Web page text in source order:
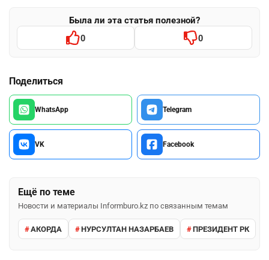
Была ли эта статья полезной?
0 0
Поделиться
WhatsApp Telegram
VK Facebook
Ещё по теме
Новости и материалы Informburo.kz по связанным темам
АКОРДА НУРСУЛТАН НАЗАРБАЕВ ПРЕЗИДЕНТ РК